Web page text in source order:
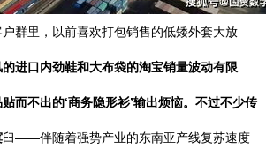
群里，以前喜欢打包销售的低矮外套大放
的进口内劲鞋和大布袋的淘宝销量波动有限
而不出的‘商务隐形衫’输出烦恼。不过不少传
臼——伴随着强势产业的东南亚产线复苏速度